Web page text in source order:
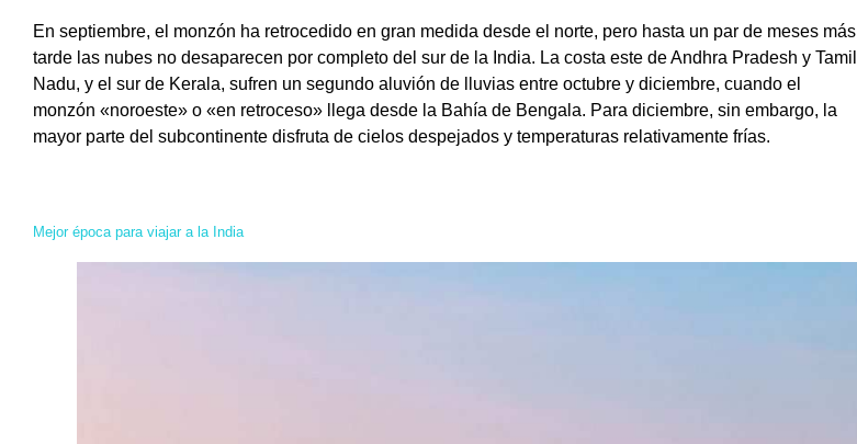
En septiembre, el monzón ha retrocedido en gran medida desde el norte, pero hasta un par de meses más
tarde las nubes no desaparecen por completo del sur de la India. La costa este de Andhra Pradesh y Tamil
Nadu, y el sur de Kerala, sufren un segundo aluvión de lluvias entre octubre y diciembre, cuando el
monzón «noroeste» o «en retroceso» llega desde la Bahía de Bengala. Para diciembre, sin embargo, la
mayor parte del subcontinente disfruta de cielos despejados y temperaturas relativamente frías.
Mejor época para viajar a la India